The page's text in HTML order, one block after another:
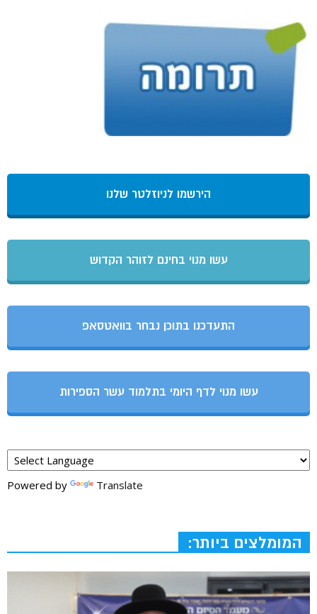
הירשמו לניוזלטר שלנו
עשו מנוי בחינם לזוהר הקדוש
התעדכנו בתוכן נבחר בוואטסאפ
עשו מנוי לדף היומי בתלמוד עשר הספירות
Powered by Translate
המומלצים ביותר: